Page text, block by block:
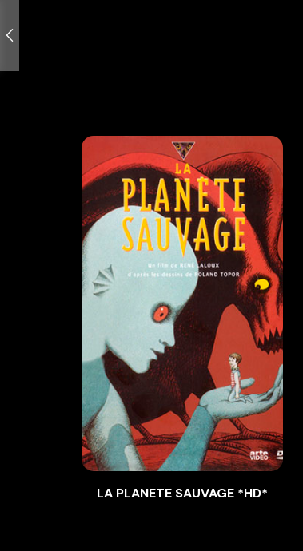
LA PLANETE SAUVAGE *HD*